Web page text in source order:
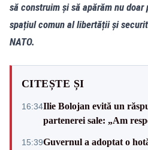
să construim și să apărăm nu
spațiul comun al libertății și
NATO.
CITEȘTE ȘI
16:34Ilie Bolojan evită un
partenerei sale: „Am
15:39Guvernul a adoptat o